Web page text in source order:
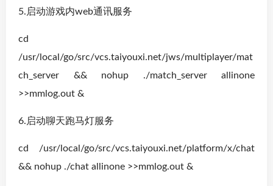
5.启动游戏内web通讯服务
cd
/usr/local/go/src/vcs.taiyouxi.net/jws/multiplayer/mat
ch_server && nohup ./match_server allinone
>>mmlog.out &
6.启动聊天跑马灯服务
cd /usr/local/go/src/vcs.taiyouxi.net/platform/x/chat
&& nohup ./chat allinone >>mmlog.out &